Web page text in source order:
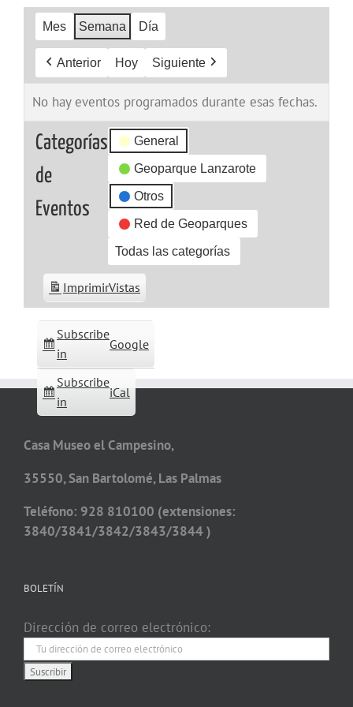
Mes Semana Día
Anterior Hoy Siguiente
No hay eventos programados durante esas fechas.
Categorías
de
Eventos
General
Geoparque Lanzarote
Otros
Red de Geoparques
Todas las categorías
Subscribe
in
Google
Subscribe
in
iCal
ImprimirVistas
Casa Museo el Campesino,
35550, San Bartolomé, Las Palmas
Teléfono: 928 810100 (extensiones:
3840/3841/3842/3843/3844 )
BOLETÍN
Dirección de correo electrónico: